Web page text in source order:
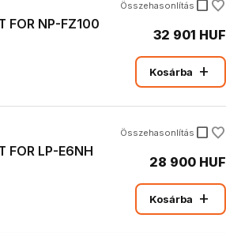
FOR NP-FZ100
Összehasonlítás check_box_outline_blank
32 901 HUF
Kosárba add
FOR LP-E6NH
Összehasonlítás check_box_outline_blank
28 900 HUF
Kosárba add